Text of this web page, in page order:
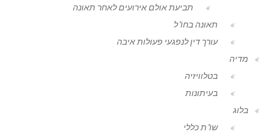
תביעת אולם אירועים לאחר תאונה
תאונה בחו"ל
עורך דין לנפגעי פעולות איבה
מדיה
בטלוויזיה
בעיתונות
בלוג
שו"ת כללי